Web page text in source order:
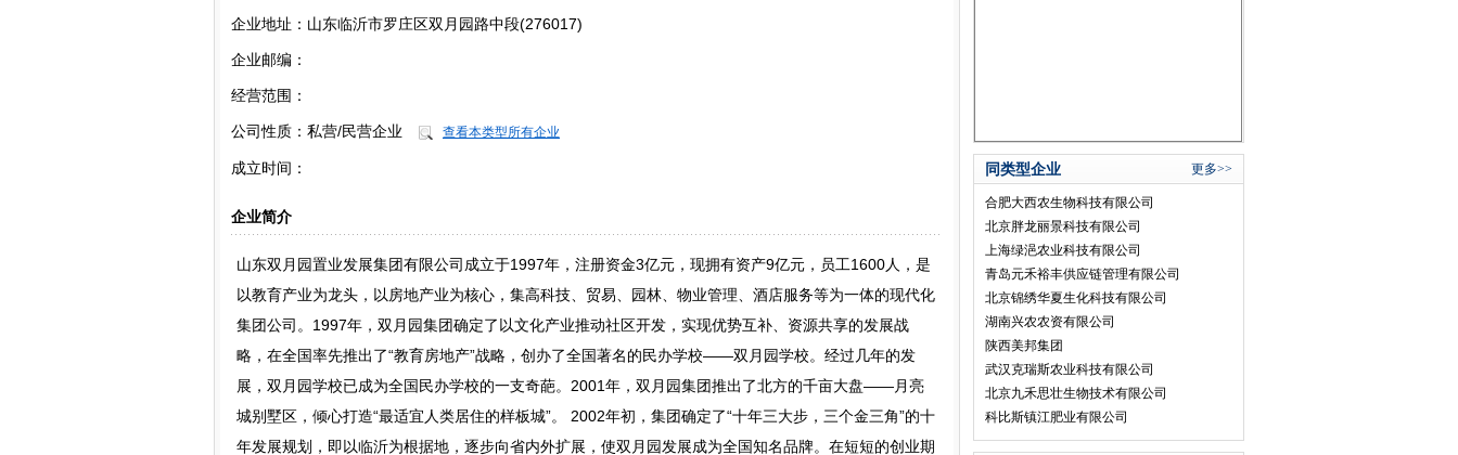
企业地址：山东临沂市罗庄区双月园路中段(276017)
企业邮编：
经营范围：
公司性质： 私营/民营企业 查看本类型所有企业
成立时间：
企业简介
山东双月园置业发展集团有限公司成立于1997年，注册资金3亿元，现拥有资产9亿元，员工1600人，是
以教育产业为龙头，以房地产业为核心，集高科技、贸易、园林、物业管理、酒店服务等为一体的现代化
集团公司。1997年，双月园集团确定了以文化产业推动社区开发，实现优势互补、资源共享的发展战
略，在全国率先推出了“教育房地产”战略，创办了全国著名的民办学校——双月园学校。经过几年的发
展，双月园学校已成为全国民办学校的一支奇葩。2001年，双月园集团推出了北方的千亩大盘——月亮
城别墅区，倾心打造“最适宜人类居住的样板城”。 2002年初，集团确定了“十年三大步，三个金三角”的十
年发展规划，即以临沂为根据地，逐步向省内外扩展，使双月园发展成为全国知名品牌。在短短的创业期
同类型企业 更多>>
合肥大西农生物科技有限公司
北京胖龙丽景科技有限公司
上海绿浥农业科技有限公司
青岛元禾裕丰供应链管理有限公司
北京锦绣华夏生化科技有限公司
湖南兴农农资有限公司
陕西美邦集团
武汉克瑞斯农业科技有限公司
北京九禾思壮生物技术有限公司
科比斯镇江肥业有限公司